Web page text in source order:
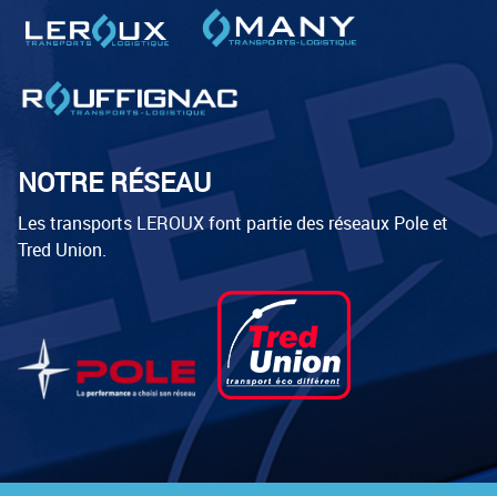
NOTRE RÉSEAU
Les transports LEROUX font partie des réseaux Pole et
Tred Union.